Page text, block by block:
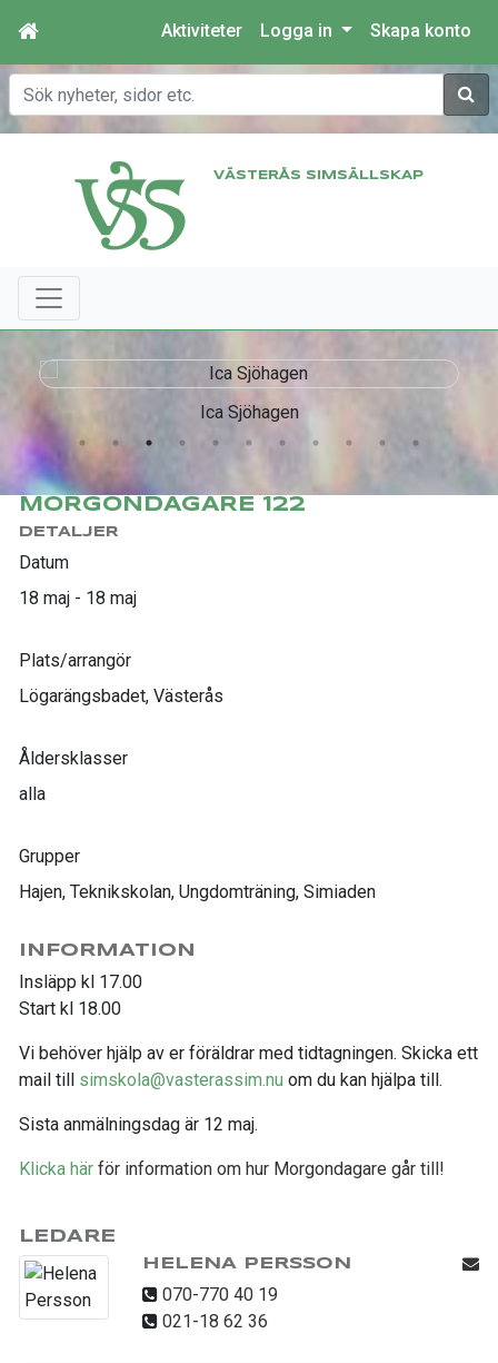
Aktiviteter Logga in Skapa konto
Sök
VÄSTERÅS SIMSÄLLSKAP
Ica Sjöhagen
MORGONDAGARE 122
DETALJER
Datum
18 maj - 18 maj
Plats/arrangör
Lögarängsbadet, Västerås
Åldersklasser
alla
Grupper
Hajen, Teknikskolan, Ungdomträning, Simiaden
INFORMATION
Insläpp kl 17.00
Start kl 18.00
Vi behöver hjälp av er föräldrar med tidtagningen. Skicka ett
mail till simskola@vasterassim.nu om du kan hjälpa till.
Sista anmälningsdag är 12 maj.
Klicka här för information om hur Morgondagare går till!
LEDARE
HELENA PERSSON
070-770 40 19
021-18 62 36